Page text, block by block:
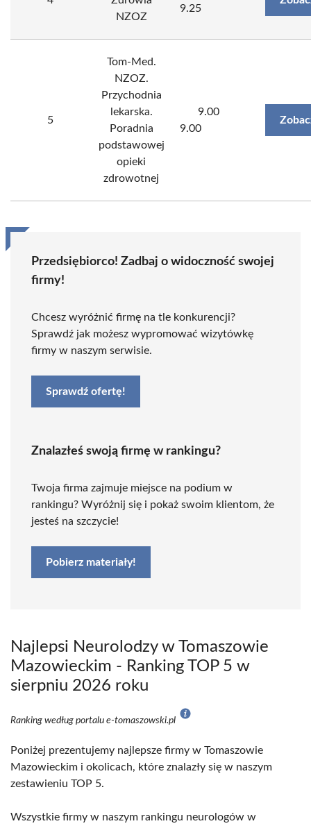
NZOZ
9.25
5
Tom-Med.
NZOZ.
Przychodnia
lekarska.
Poradnia
podstawowej
opieki
zdrowotnej
9.00
9.00
Przedsiębiorco! Zadbaj o widoczność swojej
firmy!
Chcesz wyróżnić firmę na tle konkurencji?
Sprawdź jak możesz wypromować wizytówkę
firmy w naszym serwisie.
Sprawdź ofertę!
Znalazłeś swoją firmę w rankingu?
Twoja firma zajmuje miejsce na podium w
rankingu? Wyróżnij się i pokaż swoim klientom, że
jesteś na szczycie!
Pobierz materiały!
Najlepsi Neurolodzy w Tomaszowie
Mazowieckim - Ranking TOP 5 w
sierpniu 2026 roku
Ranking według portalu e-tomaszowski.pl
Poniżej prezentujemy najlepsze firmy w Tomaszowie
Mazowieckim i okolicach, które znalazły się w naszym
zestawieniu TOP 5.
Wszystkie firmy w naszym rankingu neurologów w